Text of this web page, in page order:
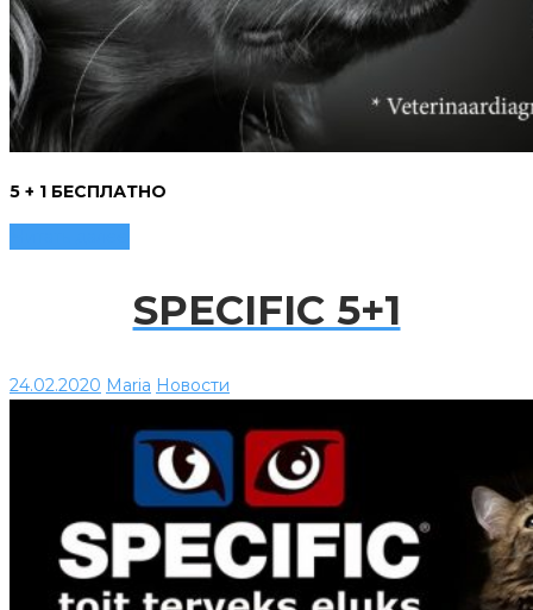
5 + 1 БЕСПЛАТНО
SPECIFIC 5+1
24.02.2020 Maria Новости